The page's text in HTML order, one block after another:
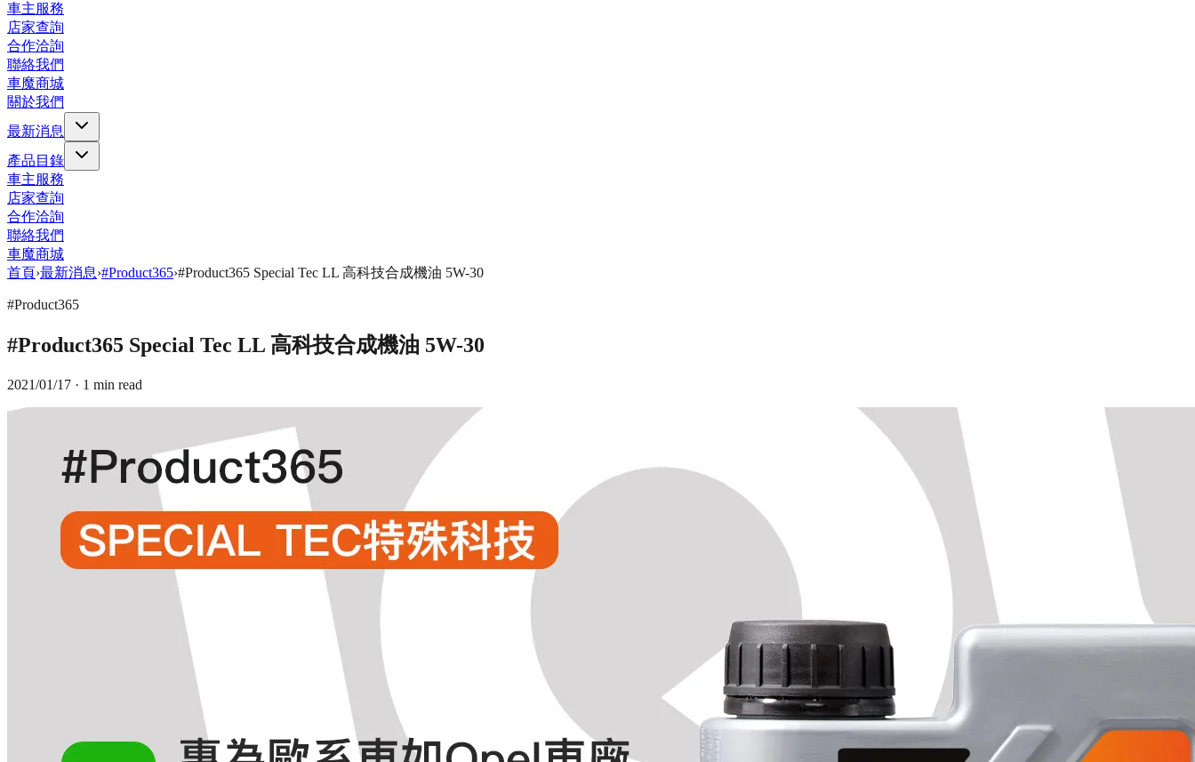
車主服務
店家查詢
合作洽詢
聯絡我們
車魔商城
關於我們
最新消息
產品目錄
車主服務
店家查詢
合作洽詢
聯絡我們
車魔商城
首頁›最新消息›#Product365›#Product365 Special Tec LL 高科技合成機油 5W-30
#Product365
#Product365 Special Tec LL 高科技合成機油 5W-30
2021/01/17 · 1 min read